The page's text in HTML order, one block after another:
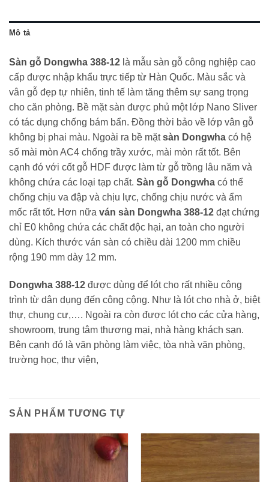
Mô tả
Sàn gỗ Dongwha 388-12 là mẫu sàn gỗ công nghiệp cao
cấp được nhập khẩu trực tiếp từ Hàn Quốc. Màu sắc và
vân gỗ đẹp tự nhiên, tinh tế làm tăng thêm sự sang trọng
cho căn phòng. Bề mặt sàn được phủ một lớp Nano Sliver
có tác dụng chống bám bẩn. Đồng thời bảo về lớp vân gỗ
không bị phai màu. Ngoài ra bề mặtsàn Dongwha có hệ
số mài mòn AC4 chống trầy xước, mài mòn rất tốt. Bên
cạnh đó với cốt gỗ HDF được làm từ gỗ trồng lâu năm và
không chứa các loại tạp chất. Sàn gỗ Dongwha có thể
chống chịu va đập và chịu lực, chống chịu nước và ẩm
mốc rất tốt. Hơn nữa ván sàn Dongwha 388-12 đạt chứng
chỉ E0 không chứa các chất độc hại, an toàn cho người
dùng. Kích thước ván sàn có chiều dài 1200 mm chiều
rộng 190 mm dày 12 mm.
Dongwha 388-12 được dùng để lót cho rất nhiều công
trình từ dân dụng đến công cộng. Như là lót cho nhà ở, biệt
thự, chung cư,…. Ngoài ra còn được lót cho các cửa hàng,
showroom, trung tâm thương mại, nhà hàng khách sạn.
Bên cạnh đó là văn phòng làm việc, tòa nhà văn phòng,
trường học, thư viện,
SẢN PHẨM TƯƠNG TỰ